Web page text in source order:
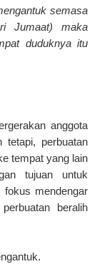
semasa
Jumaat) maka
duduknya itu
anggota
tetapi, perbuatan
tempat yang lain
tujuan untuk
fokus mendengar
beralih